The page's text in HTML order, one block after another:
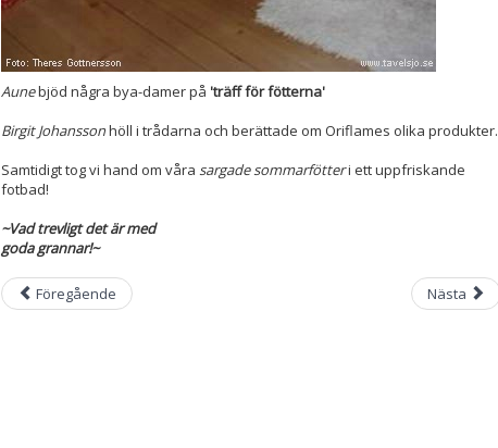
Aunebjöd några bya-damer på 'träff för fötterna'
Birgit Johanssonhöll i trådarna och berättade om Oriflames olika produkter.
Samtidigt tog vi hand om våra sargade sommarfötteri ett uppfriskande
fotbad!
~Vad trevligt det är med
goda grannar!~
Föregående Nästa